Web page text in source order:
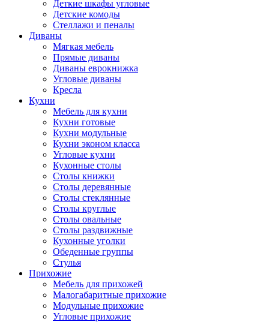
Деткие шкафы угловые
Детские комоды
Стеллажи и пеналы
Диваны
Мягкая мебель
Прямые диваны
Диваны еврокнижка
Угловые диваны
Кресла
Кухни
Мебель для кухни
Кухни готовые
Кухни модульные
Кухни эконом класса
Угловые кухни
Кухонные столы
Столы книжки
Столы деревянные
Столы стеклянные
Столы круглые
Столы овальные
Столы раздвижные
Кухонные уголки
Обеденные группы
Стулья
Прихожие
Мебель для прихожей
Малогабаритные прихожие
Модульные прихожие
Угловые прихожие